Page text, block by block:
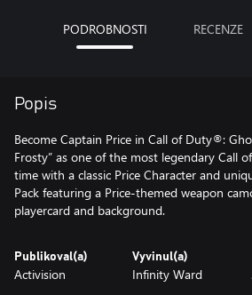
PODROBNOSTI RECENZE
Popis
Become Captain Price in Call of Duty®:
Frosty” as one of the most legendary Call
time with a classic Price Character and
Pack featuring a Price-themed weapon
playercard and background.
Publikoval(a)
Activision
Vyvinul(a)
Infinity Ward